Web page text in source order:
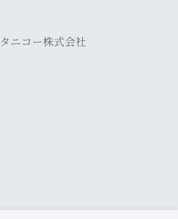
タニコー株式会社